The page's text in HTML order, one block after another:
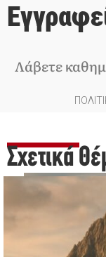
Λάβετε
Σχετικά